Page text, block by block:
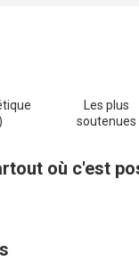
Les plus
soutenues
où c'est